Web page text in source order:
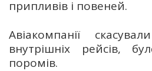
припливів і повеней.
Авіакомпанії
внутрішніх рейсів,
поромів.